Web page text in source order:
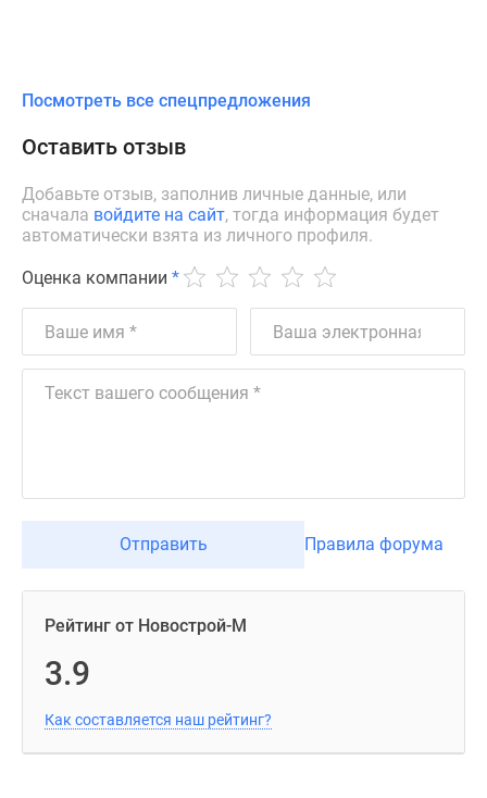
Посмотреть все спецпредложения
Оставить отзыв
Добавьте отзыв, заполнив личные данные, или
сначала войдите на сайт, тогда информация будет
автоматически взята из личного профиля.
Оценка компании *
Отправить Правила форума
Рейтинг от Новострой-М
3.9
Как составляется наш рейтинг?